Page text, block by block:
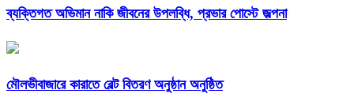
ব্যক্তিগত অভিমান নাকি জীবনের উপলব্ধি, প্রভার পোস্টে জল্পনা
মৌলভীবাজারে কারাতে বেল্ট বিতরণ অনুষ্ঠান অনুষ্ঠিত